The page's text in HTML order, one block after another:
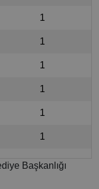
1
1
1
1
1
1
Başkanlığı